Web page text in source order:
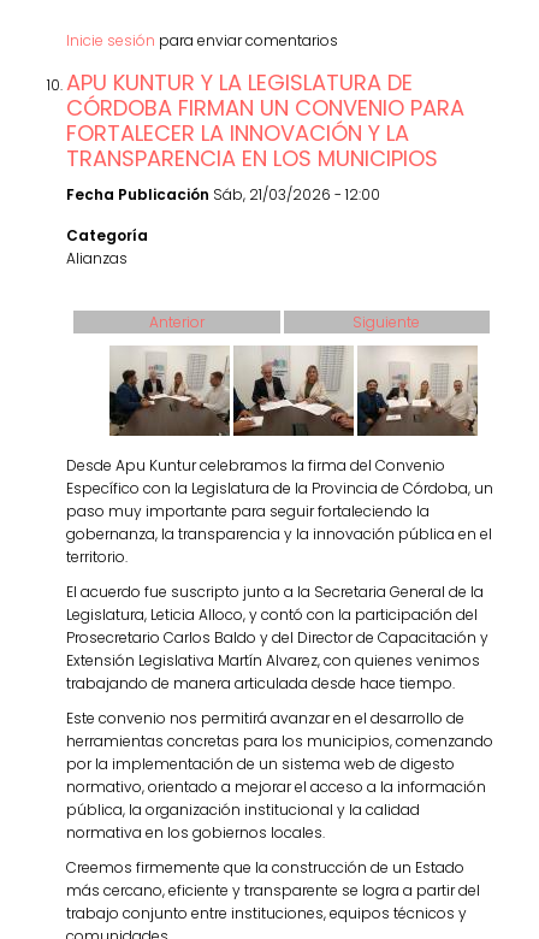
Inicie sesión para enviar comentarios
APU KUNTUR Y LA LEGISLATURA DE
CÓRDOBA FIRMAN UN CONVENIO PARA
FORTALECER LA INNOVACIÓN Y LA
TRANSPARENCIA EN LOS MUNICIPIOS
Fecha Publicación Sáb, 21/03/2026 - 12:00
Categoría
Alianzas
Anterior Siguiente
Desde Apu Kuntur celebramos la firma del Convenio
Específico con la Legislatura de la Provincia de Córdoba, un
paso muy importante para seguir fortaleciendo la
gobernanza, la transparencia y la innovación pública en el
territorio.
El acuerdo fue suscripto junto a la Secretaria General de la
Legislatura, Leticia Alloco, y contó con la participación del
Prosecretario Carlos Baldo y del Director de Capacitación y
Extensión Legislativa Martín Alvarez, con quienes venimos
trabajando de manera articulada desde hace tiempo.
Este convenio nos permitirá avanzar en el desarrollo de
herramientas concretas para los municipios, comenzando
por la implementación de un sistema web de digesto
normativo, orientado a mejorar el acceso a la información
pública, la organización institucional y la calidad
normativa en los gobiernos locales.
Creemos firmemente que la construcción de un Estado
más cercano, eficiente y transparente se logra a partir del
trabajo conjunto entre instituciones, equipos técnicos y